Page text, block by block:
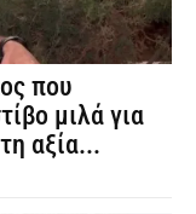
που
μιλά για
αξία...